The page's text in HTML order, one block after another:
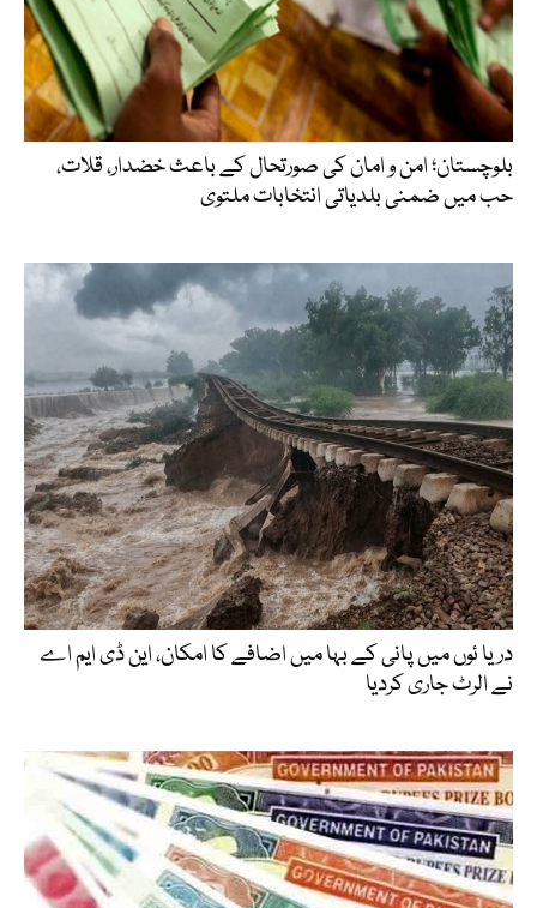
بلوچستان؛ امن و امان کی صورتحال کے باعث خضدار، قلات،
حب میں ضمنی بلدیاتی انتخابات ملتوی
دریا ئوں میں پانی کے بہا میں اضافے کا امکان، این ڈی ایم اے
نے الرٹ جاری کردیا